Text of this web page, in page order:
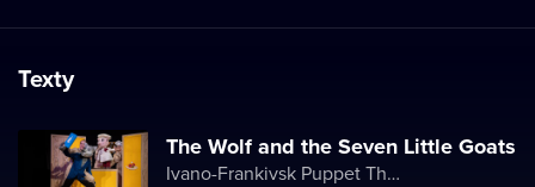
Texty
The Wolf and the Seven Little Goats
Ivano-Frankivsk Puppet Theater